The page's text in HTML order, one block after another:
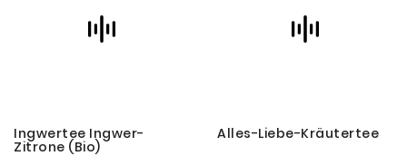
Ingwertee Ingwer-
Zitrone (Bio)
Alles-Liebe-Kräutertee